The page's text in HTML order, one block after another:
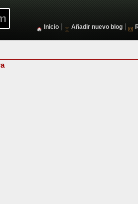
Inicio Añadir nuevo blog